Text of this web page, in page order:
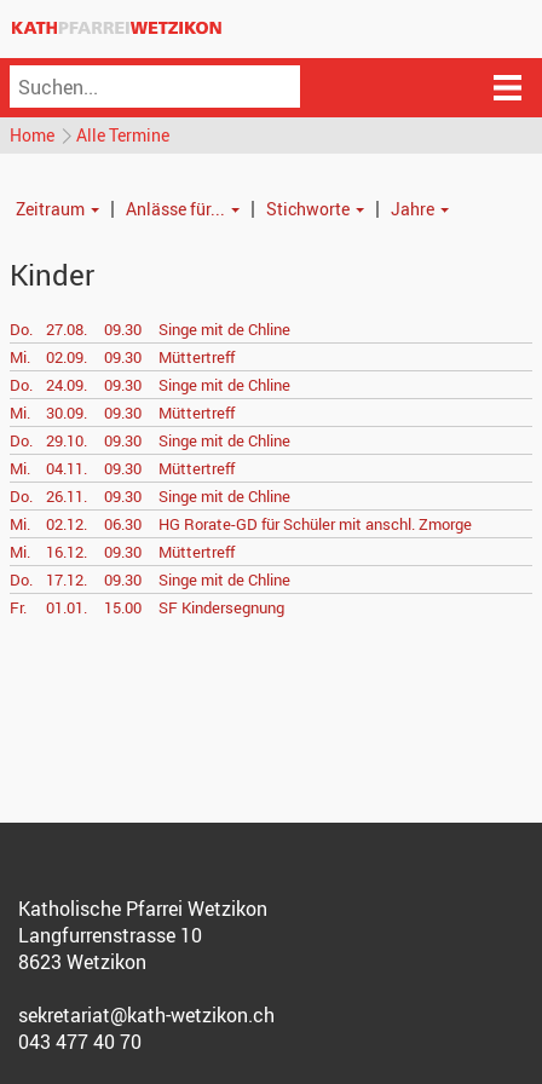
Home Alle Termine
Zeitraum | Anlässe für... | Stichworte | Jahre
Kinder
Do. 27.08. 09.30
Singe mit de Chline
Mi.
02.09. 09.30
Müttertreff
Do.
24.09. 09.30
Singe mit de Chline
Mi.
30.09. 09.30
Müttertreff
Do.
29.10. 09.30
Singe mit de Chline
Mi.
04.11. 09.30
Müttertreff
Do.
26.11. 09.30
Singe mit de Chline
Mi.
02.12. 06.30
HG Rorate-GD für Schüler mit anschl. Zmorge
Mi.
16.12. 09.30
Müttertreff
Do.
17.12. 09.30
Singe mit de Chline
Fr.
01.01. 15.00 SF Kindersegnung
Katholische Pfarrei Wetzikon
Langfurrenstrasse 10
8623 Wetzikon
sekretariat@kath-wetzikon.ch
043 477 40 70